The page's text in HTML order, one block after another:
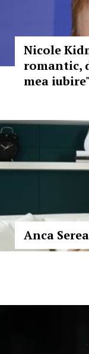
Nicole
romantic,
mea iubire"
Anca